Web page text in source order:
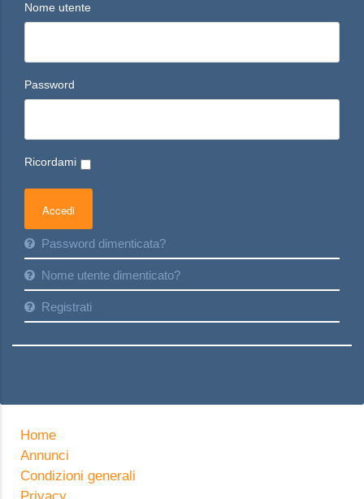
Nome utente
Password
Ricordami
Password dimenticata?
Nome utente dimenticato?
Registrati
Home
Annunci
Condizioni generali